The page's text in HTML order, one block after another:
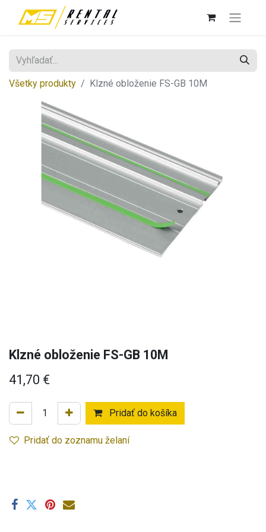
Všetky produkty Klzné obloženie FS-GB 10M
Klzné obloženie FS-GB 10M
41,70 €
Pridať do košíka
Pridať do zoznamu želaní